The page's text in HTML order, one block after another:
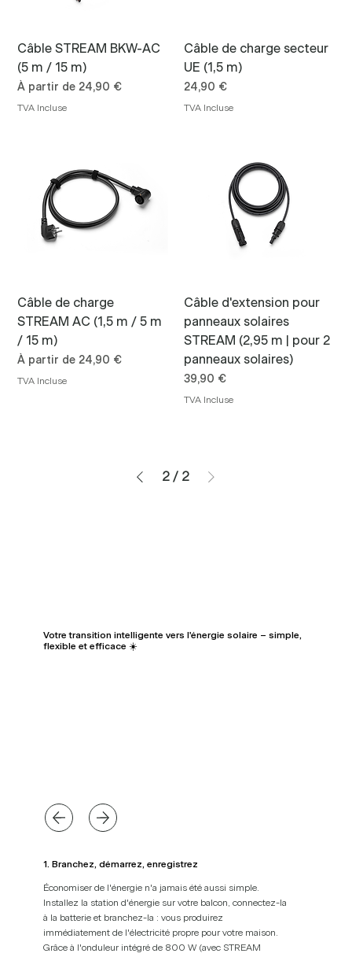
Câble STREAM BKW-AC
(5 m / 15 m)
À partir de24,90 €
Prix promotionnel
TVA Incluse
Câble de charge secteur
UE (1,5 m)
Prix
24,90 €
TVA Incluse
Câble de charge
STREAM AC (1,5 m / 5 m
/ 15 m)
À partir de24,90 €
Prix promotionnel
TVA Incluse
Câble d'extension pour
panneaux solaires
STREAM (2,95 m | pour 2
panneaux solaires)
Prix
39,90 €
TVA Incluse
2 / 2
Votre transition intelligente vers l'énergie solaire – simple,
flexible et efficace ☀️
1. Branchez, démarrez, enregistrez
Économiser de l'énergie n'a jamais été aussi simple.
Installez la station d'énergie sur votre balcon, connectez-la
à la batterie et branchez-la : vous produirez
immédiatement de l'électricité propre pour votre maison.
Grâce à l'onduleur intégré de 800 W (avec STREAM